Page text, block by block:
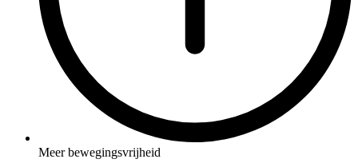
Meer bewegingsvrijheid